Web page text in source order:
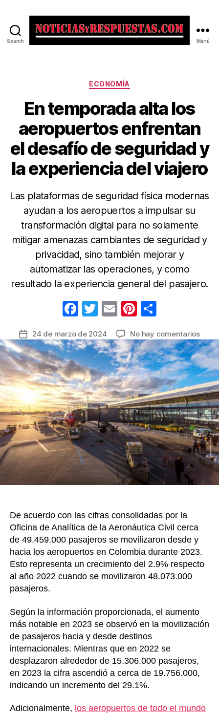
Search Menú
Categorías
ECONOMÍA
En temporada alta los
aeropuertos enfrentan
el desafío de seguridad y
la experiencia del viajero
Las plataformas de seguridad física modernas
ayudan a los aeropuertos a impulsar su
transformación digital para no solamente
mitigar amenazas cambiantes de seguridad y
privacidad, sino también mejorar y
automatizar las operaciones, y como
resultado la experiencia general del pasajero.
F
c
e
b
o
o
k
T
itt
er
E
ail
Pi
er
e
st
m
p
ar
tir
Fecha
de
la
entrada
24 de marzo de 2024 No hay comentariosen
En
alta
los
el
de
y
la
del
De acuerdo con las cifras consolidadas por la
Oficina de Analítica de la Aeronáutica Civil cerca
de 49.459.000 pasajeros se movilizaron desde y
hacia los aeropuertos en Colombia durante 2023.
Esto representa un crecimiento del 2.9% respecto
al año 2022 cuando se movilizaron 48.073.000
pasajeros.
Según la información proporcionada, el aumento
más notable en 2023 se observó en la movilización
de pasajeros hacia y desde destinos
internacionales. Mientras que en 2022 se
desplazaron alrededor de 15.306.000 pasajeros,
en 2023 la cifra ascendió a cerca de 19.756.000,
indicando un incremento del 29.1%.
Adicionalmente, los aeropuertos de todo el mundo